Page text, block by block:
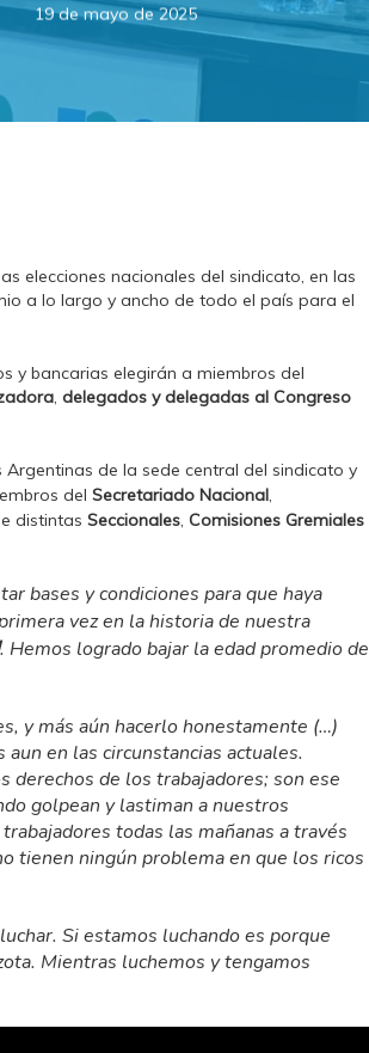
19 de mayo de 2025
elecciones nacionales del sindicato, en las
a lo largo y ancho de todo el país para el
y bancarias elegirán a miembros del
,delegados y delegadas al Congreso
de la sede central del sindicato y
delSecretariado Nacional,
distintasSeccionales,Comisiones Gremiales
bases y condiciones para que haya
vez en la historia de nuestra
. Hemos logrado bajar la edad promedio de
y más aún hacerlo honestamente (…)
en las circunstancias actuales.
derechos de los trabajadores; son ese
golpean y lastiman a nuestros
todas las mañanas a través
tienen ningún problema en que los ricos
Si estamos luchando es porque
Mientras luchemos y tengamos